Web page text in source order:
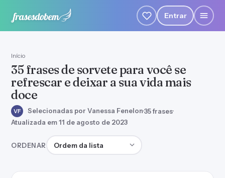
Entrar
Início
35 frases de sorvete para você se
refrescar e deixar a sua vida mais
doce
VF Selecionadas por Vanessa Fenelon·35 frases·
Atualizada em 11 de agosto de 2023
ORDENAR Ordenar frases